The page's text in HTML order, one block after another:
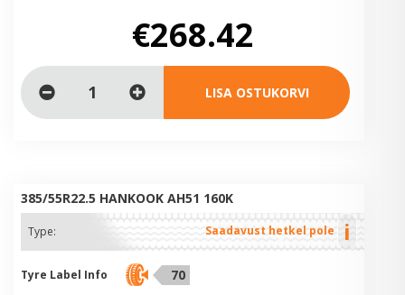
€268.42
LISA OSTUKORVI
385/55R22.5 HANKOOK AH51 160K
Type: Saadavust hetkel pole i
Tyre Label Info 70